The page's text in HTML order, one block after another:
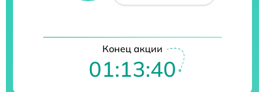
Конец акции
01:13:39